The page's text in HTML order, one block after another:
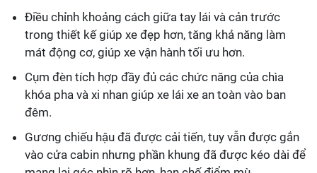
Điều chỉnh khoảng cách giữa tay lái và cản trước
trong thiết kế giúp xe đẹp hơn, tăng khả năng làm
mát động cơ, giúp xe vận hành tối ưu hơn.
Cụm đèn tích hợp đầy đủ các chức năng của chìa
khóa pha và xi nhan giúp xe lái xe an toàn vào ban
đêm.
Gương chiếu hậu đã được cải tiến, tuy vẫn được gắn
vào cửa cabin nhưng phần khung đã được kéo dài để